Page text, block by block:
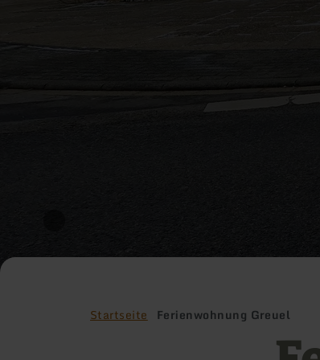
Startseite Ferienwohnung Greuel